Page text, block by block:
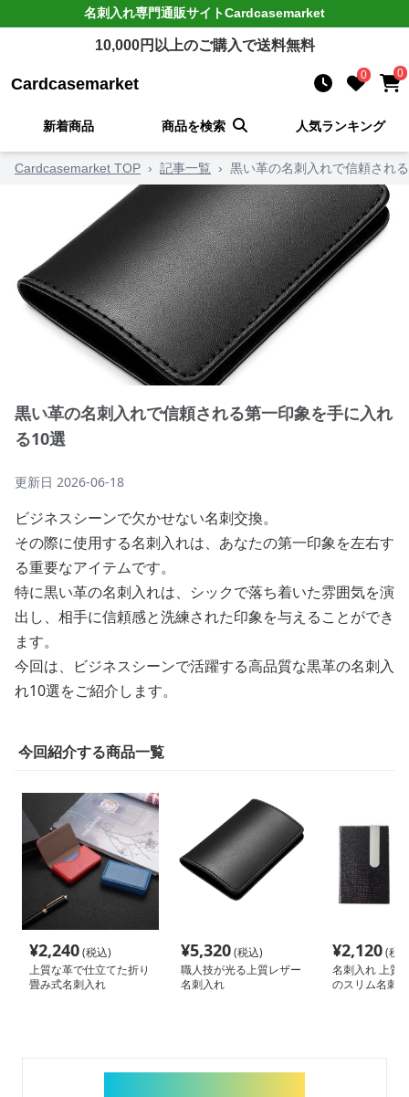
名刺入れ専門通販サイトCardcasemarket
10,000円以上のご購入で送料無料
Cardcasemarket 0 0
新着商品 商品を検索 人気ランキング
Cardcasemarket TOP › 記事一覧 › 黒い革の名刺入れで信頼され
黒い革の名刺入れで信頼される第一印象を手に入れ
る10選
更新日 2026-06-18
ビジネスシーンで欠かせない名刺交換。
その際に使用する名刺入れは、あなたの第一印象を左右す
る重要なアイテムです。
特に黒い革の名刺入れは、シックで落ち着いた雰囲気を演
出し、相手に信頼感と洗練された印象を与えることができ
ます。
今回は、ビジネスシーンで活躍する高品質な黒革の名刺入
れ10選をご紹介します。
今回紹介する商品一覧
¥2,240(税込)
上質な革で仕立てた折り
畳み式名刺入れ
¥5,320(税込)
職人技が光る上質レザー
名刺入れ
¥2,120(税
名刺入れ 上質
のスリム名刺